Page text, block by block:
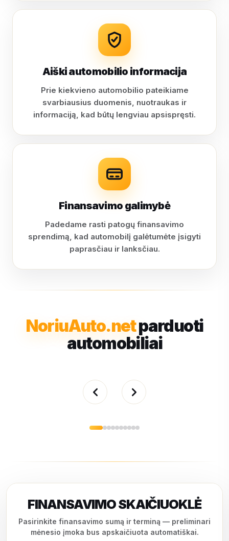
Aiški automobilio informacija
Prie kiekvieno automobilio pateikiame
svarbiausius duomenis, nuotraukas ir
informaciją, kad būtų lengviau apsispręsti.
Finansavimo galimybė
Padedame rasti patogų finansavimo
sprendimą, kad automobilį galėtumėte įsigyti
paprasčiau ir lanksčiau.
NoriuAuto.netparduoti
automobiliai
FINANSAVIMO SKAIČIUOKLĖ
Pasirinkite finansavimo sumą ir terminą — preliminari
mėnesio įmoka bus apskaičiuota automatiškai.